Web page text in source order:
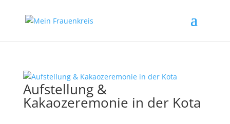
Aufstellung &
Kakaozeremonie in der Kota